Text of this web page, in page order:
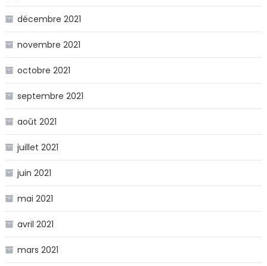
décembre 2021
novembre 2021
octobre 2021
septembre 2021
août 2021
juillet 2021
juin 2021
mai 2021
avril 2021
mars 2021